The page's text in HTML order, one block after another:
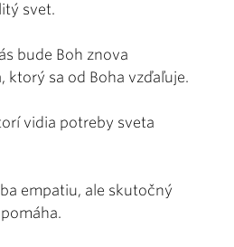
svet.
bude Boh znova
ktorý sa od Boha vzďaľuje.
vidia potreby sveta
empatiu, ale skutočný